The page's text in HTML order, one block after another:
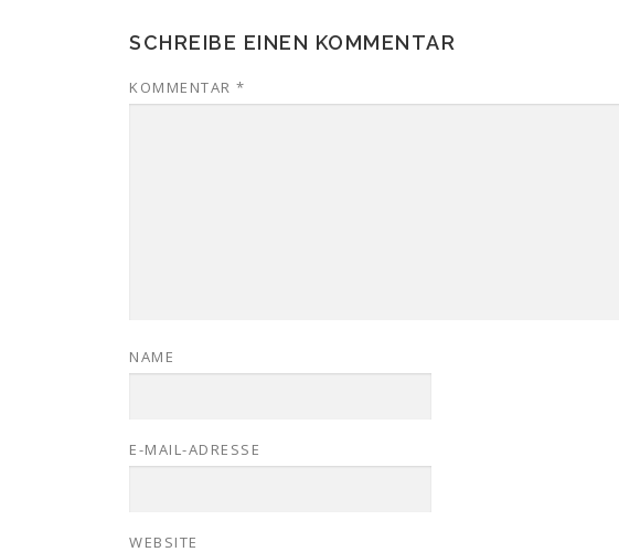
SCHREIBE EINEN KOMMENTAR
KOMMENTAR *
NAME
E-MAIL-ADRESSE
WEBSITE